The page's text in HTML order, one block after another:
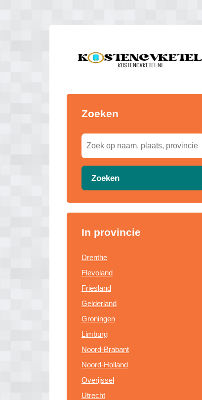
Zoeken
Zoeken
In provincie
Drenthe
Flevoland
Friesland
Gelderland
Groningen
Limburg
Noord-Brabant
Noord-Holland
Overijssel
Utrecht